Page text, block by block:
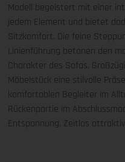
Modell begeistert mit einer
jedem Element und bietet
Sitzkomfort. Die feine
Linienführung betonen den
Charakter des Sofas.
Möbelstück eine stilvolle
komfortablen Begleiter im
Rückenpartie im
Entspannung. Zeitlos